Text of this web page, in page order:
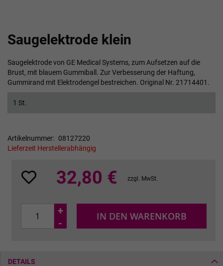
Saugelektrode klein
Saugelektrode von GE Medical Systems, zum Aufsetzen auf die
Brust, mit blauem Gummiball. Zur Verbesserung der Haftung,
Gummirand mit Elektrodengel bestreichen. Original Nr. 21714401.
1 St.
Artikelnummer
08127220
Lieferzeit Herstellerabhängig
32,80 € zzgl. MwSt.
+
-
IN DEN WARENKORB
Anfang
der
springen
DETAILS